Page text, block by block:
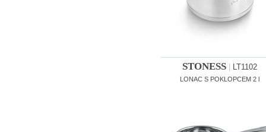
STONESS LT1102
LONAC S POKLOPCEM 2 l